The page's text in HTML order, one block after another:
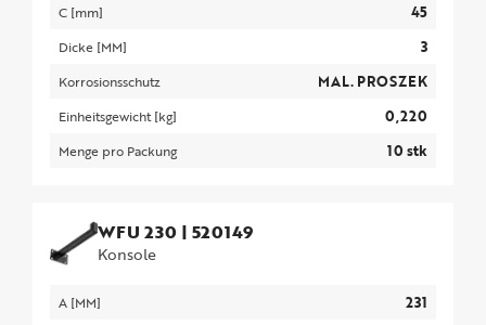
C [mm] 45
Dicke [MM] 3
Korrosionsschutz MAL. PROSZEK
Einheitsgewicht [kg] 0,220
Menge pro Packung 10 stk
WFU 230 | 520149
Konsole
A [MM] 231